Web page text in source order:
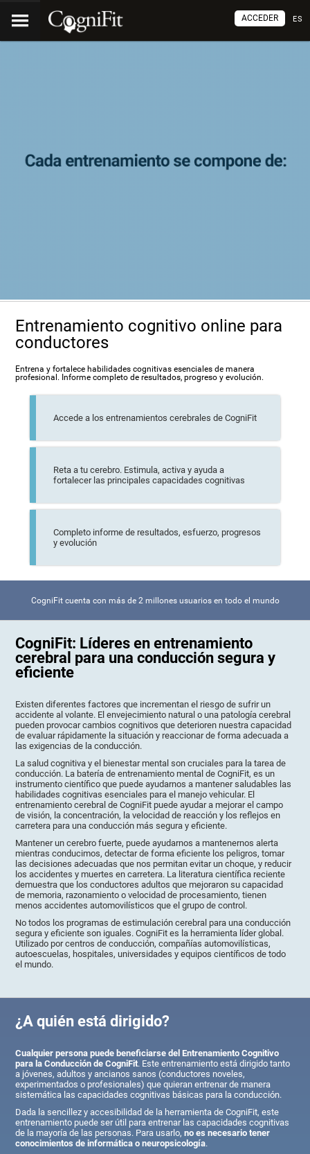
ES
ACCEDER
Entrenamiento cognitivo online para
conductores
Entrena y fortalece habilidades cognitivas esenciales de manera
profesional. Informe completo de resultados, progreso y evolución.
Accede a los entrenamientos cerebrales de CogniFit
Reta a tu cerebro. Estimula, activa y ayuda a
fortalecer las principales capacidades cognitivas
Completo informe de resultados, esfuerzo, progresos
y evolución
CogniFit cuenta con más de 2 millones usuarios en todo el mundo
CogniFit: Líderes en entrenamiento
cerebral para una conducción segura y
eficiente
Existen diferentes factores que incrementan el riesgo de sufrir un
accidente al volante. El envejecimiento natural o una patología cerebral
pueden provocar cambios cognitivos que deterioren nuestra capacidad
de evaluar rápidamente la situación y reaccionar de forma adecuada a
las exigencias de la conducción.
La salud cognitiva y el bienestar mental son cruciales para la tarea de
conducción. La batería de entrenamiento mental de CogniFit, es un
instrumento científico que puede ayudarnos a mantener saludables las
habilidades cognitivas esenciales para el manejo vehicular. El
entrenamiento cerebral de CogniFit puede ayudar a mejorar el campo
de visión, la concentración, la velocidad de reacción y los reflejos en
carretera para una conducción más segura y eficiente.
Mantener un cerebro fuerte, puede ayudarnos a mantenernos alerta
mientras conducimos, detectar de forma eficiente los peligros, tomar
las decisiones adecuadas que nos permitan evitar un choque, y reducir
los accidentes y muertes en carretera. La literatura científica reciente
demuestra que los conductores adultos que mejoraron su capacidad
de memoria, razonamiento o velocidad de procesamiento, tienen
menos accidentes automovilísticos que el grupo de control.
No todos los programas de estimulación cerebral para una conducción
segura y eficiente son iguales. CogniFit es la herramienta líder global.
Utilizado por centros de conducción, compañías automovilísticas,
autoescuelas, hospitales, universidades y equipos científicos de todo
el mundo.
¿A quién está dirigido?
Cualquier persona puede beneficiarse del Entrenamiento Cognitivo
para la Conducción de CogniFit. Este entrenamiento está dirigido tanto
a jóvenes, adultos y ancianos sanos (conductores noveles,
experimentados o profesionales) que quieran entrenar de manera
sistemática las capacidades cognitivas básicas para la conducción.
Dada la sencillez y accesibilidad de la herramienta de CogniFit, este
entrenamiento puede ser útil para entrenar las capacidades cognitivas
de la mayoría de las personas. Para usarlo,no es necesario tener
conocimientos de informática o neuropsicología.